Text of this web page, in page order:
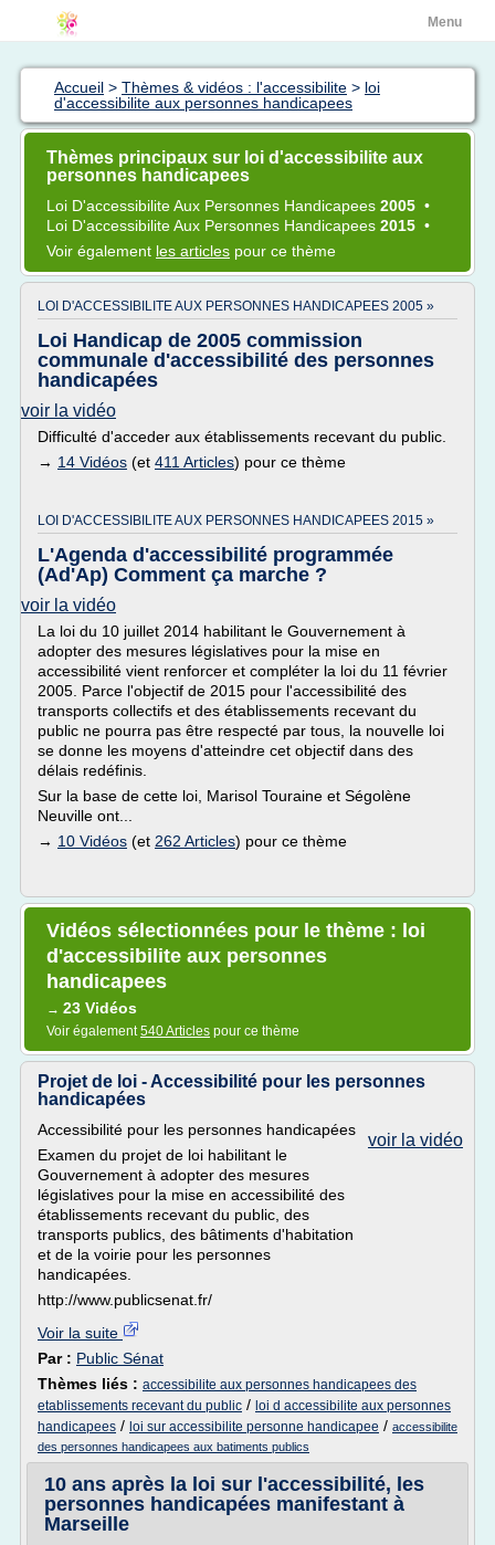
Menu
Accueil > Thèmes & vidéos : l'accessibilite > loi
d'accessibilite aux personnes handicapees
Thèmes principaux sur loi d'accessibilite aux
personnes handicapees
Loi D'accessibiliteAux Personnes Handicapees 2005 •
Loi D'accessibiliteAux Personnes Handicapees 2015 •
Voir également les articles pour ce thème
LOI D'ACCESSIBILITE AUX PERSONNES HANDICAPEES 2005 »
Loi Handicap de 2005 commission
communale d'accessibilité des personnes
handicapées
voir la vidéo
Difficulté d'acceder aux établissements recevant du public.
→ 14 Vidéos (et 411 Articles) pour ce thème
LOI D'ACCESSIBILITE AUX PERSONNES HANDICAPEES 2015 »
L'Agenda d'accessibilité programmée
(Ad'Ap) Comment ça marche ?
voir la vidéo
La loi du 10 juillet 2014 habilitant le Gouvernement à
adopter des mesures législatives pour la mise en
accessibilité vient renforcer et compléter la loi du 11 février
2005. Parce l'objectif de 2015 pour l'accessibilité des
transports collectifs et des établissements recevant du
public ne pourra pas être respecté par tous, la nouvelle loi
se donne les moyens d'atteindre cet objectif dans des
délais redéfinis.
Sur la base de cette loi, Marisol Touraine et Ségolène
Neuville ont...
→ 10 Vidéos (et 262 Articles) pour ce thème
Vidéos sélectionnées pour le thème : loi
d'accessibilite aux personnes
handicapees
→ 23 Vidéos
Voir également540 Articles pour ce thème
Projet de loi - Accessibilité pour les personnes
handicapées
voir la vidéo
Accessibilité pour les personnes handicapées
Examen du projet de loi habilitant le
Gouvernement à adopter des mesures
législatives pour la mise en accessibilité des
établissements recevant du public, des
transports publics, des bâtiments d'habitation
et de la voirie pour les personnes
handicapées.
http://www.publicsenat.fr/
Voir la suite
Par : Public Sénat
Thèmes liés : accessibilite aux personnes handicapees des
etablissements recevant du public / loi d accessibilite aux personnes
handicapees / loi sur accessibilite personne handicapee / accessibilite
des personnes handicapees aux batiments publics
10 ans après la loi sur l'accessibilité, les
personnes handicapées manifestant à
Marseille